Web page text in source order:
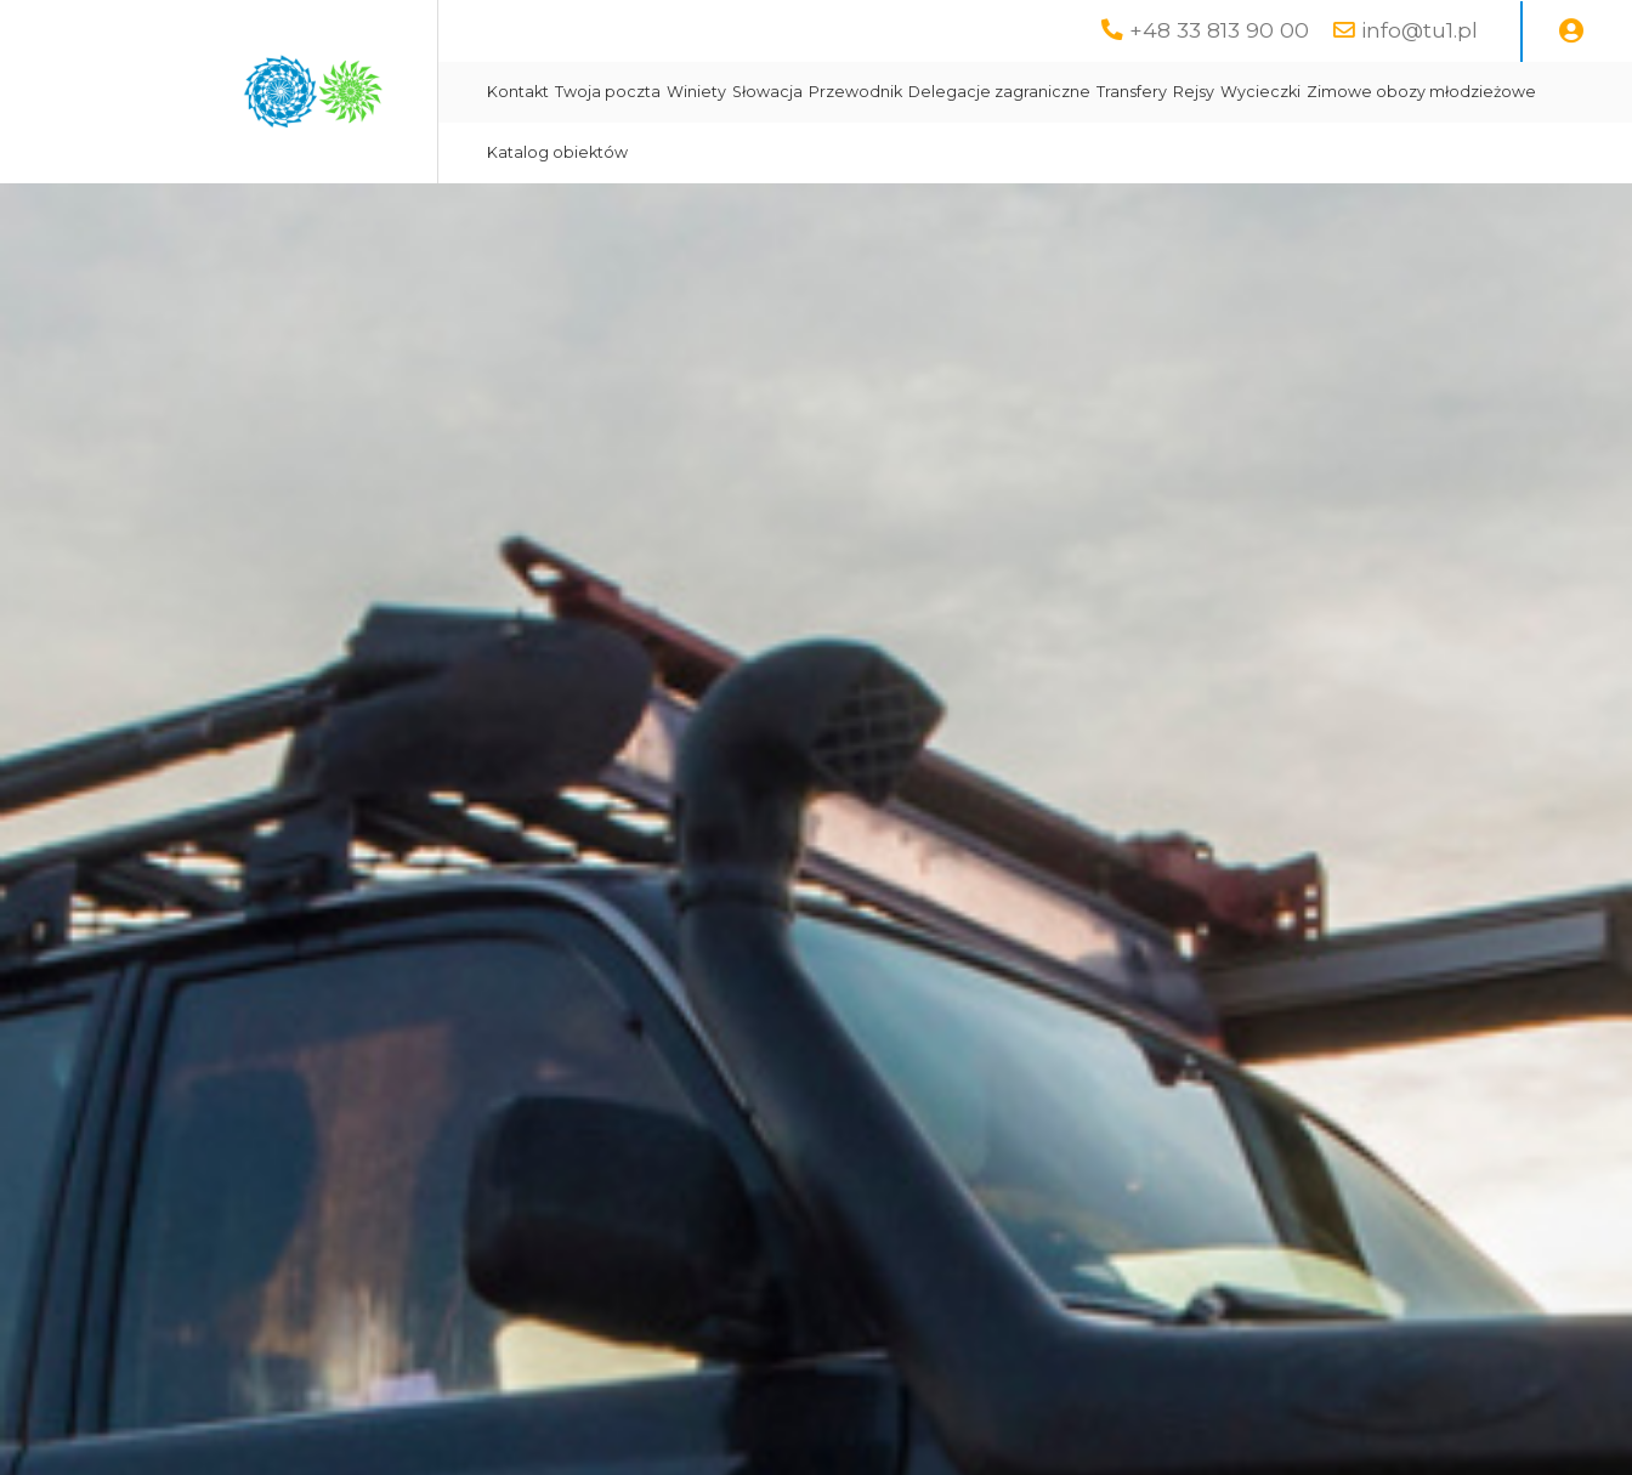
+48 33 813 90 00 info@tu1.pl
Kontakt Twoja poczta Winiety Słowacja Przewodnik Delegacje zagraniczne Transfery Rejsy Wycieczki Zimowe obozy młodzieżowe
Katalog obiektów